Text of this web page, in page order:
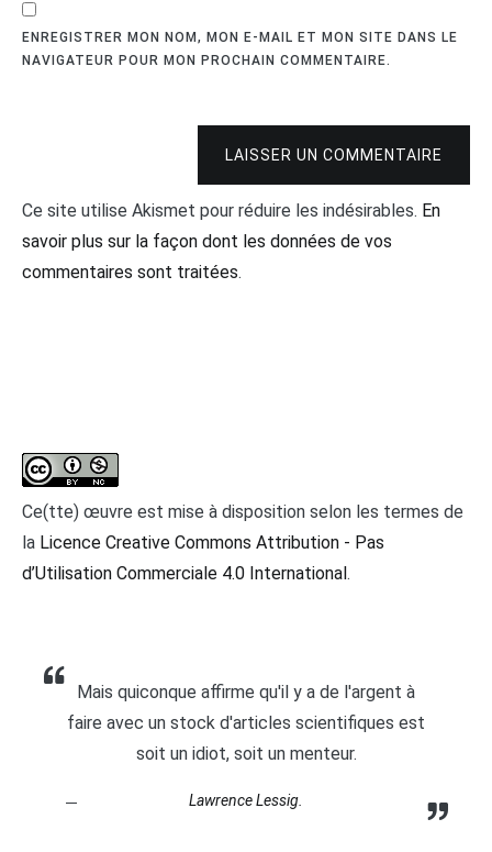
ENREGISTRER MON NOM, MON E-MAIL ET MON SITE DANS LE
NAVIGATEUR POUR MON PROCHAIN COMMENTAIRE.
LAISSER UN COMMENTAIRE
Ce site utilise Akismet pour réduire les indésirables. En
savoir plus sur la façon dont les données de vos
commentaires sont traitées.
Ce(tte) œuvre est mise à disposition selon les termes de
la Licence Creative Commons Attribution - Pas
d’Utilisation Commerciale 4.0 International .
Mais quiconque affirme qu'il y a de l'argent à
faire avec un stock d'articles scientifiques est
soit un idiot, soit un menteur.
Lawrence Lessig.